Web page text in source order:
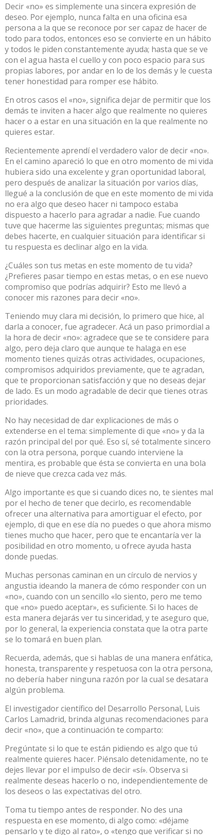
Decir «no» es simplemente una sincera expresión de
deseo. Por ejemplo, nunca falta en una oficina esa
persona a la que se reconoce por ser capaz de hacer de
todo para todos, entonces eso se convierte en un hábito
y todos le piden constantemente ayuda; hasta que se ve
con el agua hasta el cuello y con poco espacio para sus
propias labores, por andar en lo de los demás y le cuesta
tener honestidad para romper ese hábito.
En otros casos el «no», significa dejar de permitir que los
demás te inviten a hacer algo que realmente no quieres
hacer o a estar en una situación en la que realmente no
quieres estar.
Recientemente aprendí el verdadero valor de decir «no».
En el camino apareció lo que en otro momento de mi vida
hubiera sido una excelente y gran oportunidad laboral,
pero después de analizar la situación por varios días,
llegué a la conclusión de que en este momento de mi vida
no era algo que deseo hacer ni tampoco estaba
dispuesto a hacerlo para agradar a nadie. Fue cuando
tuve que hacerme las siguientes preguntas; mismas que
debes hacerte, en cualquier situación para identificar si
tu respuesta es declinar algo en la vida.
¿Cuáles son tus metas en este momento de tu vida?
¿Prefieres pasar tiempo en estas metas, o en ese nuevo
compromiso que podrías adquirir? Esto me llevó a
conocer mis razones para decir «no».
Teniendo muy clara mi decisión, lo primero que hice, al
darla a conocer, fue agradecer. Acá un paso primordial a
la hora de decir «no»: agradece que se te considere para
algo, pero deja claro que aunque te halaga en ese
momento tienes quizás otras actividades, ocupaciones,
compromisos adquiridos previamente, que te agradan,
que te proporcionan satisfacción y que no deseas dejar
de lado. Es un modo agradable de decir que tienes otras
prioridades.
No hay necesidad de dar explicaciones de más o
extenderse en el tema: simplemente di que «no» y da la
razón principal del por qué. Eso sí, sé totalmente sincero
con la otra persona, porque cuando interviene la
mentira, es probable que ésta se convierta en una bola
de nieve que crezca cada vez más.
Algo importante es que si cuando dices no, te sientes mal
por el hecho de tener que decirlo, es recomendable
ofrecer una alternativa para amortiguar el efecto, por
ejemplo, di que en ese día no puedes o que ahora mismo
tienes mucho que hacer, pero que te encantaría ver la
posibilidad en otro momento, u ofrece ayuda hasta
donde puedas.
Muchas personas caminan en un círculo de nervios y
angustia ideando la manera de cómo responder con un
«no», cuando con un sencillo «lo siento, pero me temo
que «no» puedo aceptar», es suficiente. Si lo haces de
esta manera dejarás ver tu sinceridad, y te aseguro que,
por lo general, la experiencia constata que la otra parte
se lo tomará en buen plan.
Recuerda, además, que si hablas de una manera enfática,
honesta, transparente y respetuosa con la otra persona,
no debería haber ninguna razón por la cual se desatara
algún problema.
El investigador científico del Desarrollo Personal, Luis
Carlos Lamadrid, brinda algunas recomendaciones para
decir «no», que a continuación te comparto:
Pregúntate si lo que te están pidiendo es algo que tú
realmente quieres hacer. Piénsalo detenidamente, no te
dejes llevar por el impulso de decir «sí». Observa si
realmente deseas hacerlo o no, independientemente de
los deseos o las expectativas del otro.
Toma tu tiempo antes de responder. No des una
respuesta en ese momento, di algo como: «déjame
pensarlo y te digo al rato», o «tengo que verificar si no